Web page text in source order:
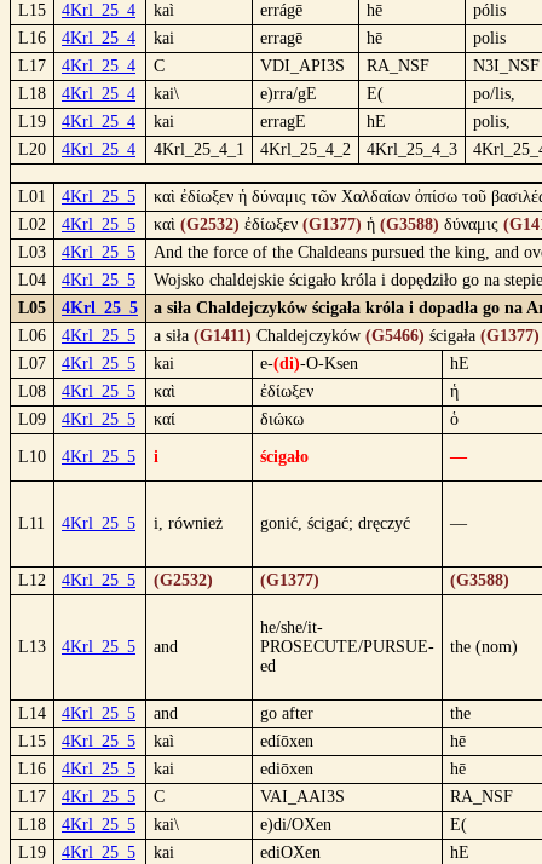
L15
4Krl_25_4 kaì errágē hē
pólis
L16
4Krl_25_4 kai erragē hē
polis
L17
4Krl_25_4 C VDI_API3S RA_NSF
N3I_NSF
L18
4Krl_25_4 kai\ e)rra/gE E(
po/lis,
L19
4Krl_25_4 kai erragE hE
polis,
L20
4Krl_25_4 4Krl_25_4_1 4Krl_25_4_2 4Krl_25_4_3
L01 4Krl_25_5
καὶ ἐδίωξεν ἡ δύναμις τῶν Χαλδαίων ὀπίσω τοῦ
L02
4Krl_25_5 καὶ (G2532) ἐδίωξεν (G1377) ἡ (G3588) δύναμις
L03
4Krl_25_5
And the force of the Chaldeans pursued the king, and
L04
4Krl_25_5
Wojsko chaldejskie ścigało króla i dopędziło go na
L05
4Krl_25_5
a siła Chaldejczyków ścigała króla i dopadła go na
L06
4Krl_25_5 a siła (G1411) Chaldejczyków (G5466) ścigała (G1377)
L07
4Krl_25_5 kai e-(di)-O-Ksen
hE
L08
4Krl_25_5 καὶ ἐδίωξεν
ἡ
L09
4Krl_25_5 καί διώκω ὁ
L10 4Krl_25_5 i ścigało —
L11 4Krl_25_5 i, również gonić, ścigać; dręczyć —
L12 4Krl_25_5 (G2532) (G1377) (G3588)
L13 4Krl_25_5 and
he/she/it-
PROSECUTE/PURSUE-
ed
the (nom)
L14 4Krl_25_5 and go after
the
L15
4Krl_25_5 kaì edíōxen
hē
L16
4Krl_25_5 kai ediōxen
hē
L17
4Krl_25_5 C VAI_AAI3S
RA_NSF
L18
4Krl_25_5 kai\ e)di/OXen
E(
L19
4Krl_25_5 kai ediOXen
hE